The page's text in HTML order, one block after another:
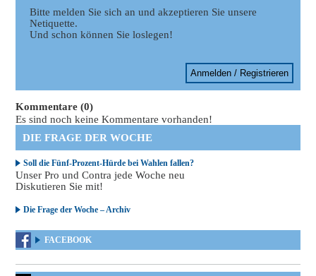
Bitte melden Sie sich an und akzeptieren Sie unsere
Netiquette.
Und schon können Sie loslegen!
Anmelden / Registrieren
Kommentare (0)
Es sind noch keine Kommentare vorhanden!
DIE FRAGE DER WOCHE
Soll die Fünf-Prozent-Hürde bei Wahlen fallen?
Unser Pro und Contra jede Woche neu
Diskutieren Sie mit!
Die Frage der Woche – Archiv
FACEBOOK